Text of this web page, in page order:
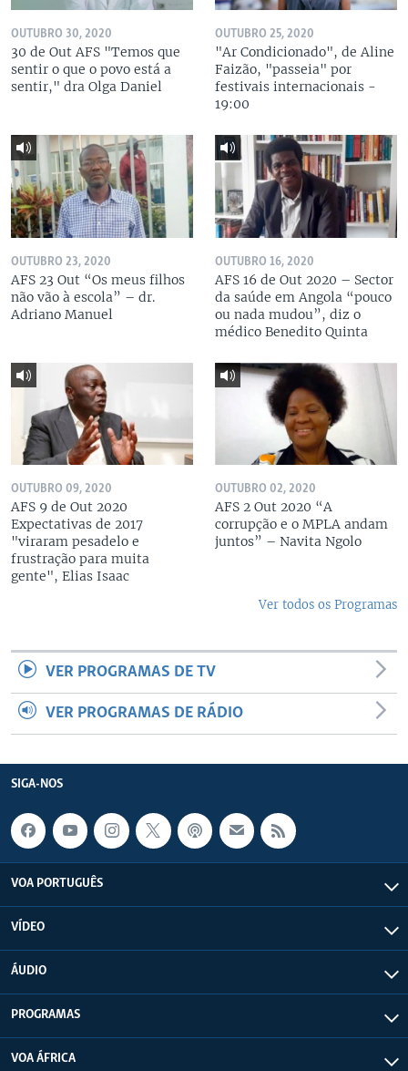
OUTUBRO 30, 2020
30 de Out AFS "Temos que
sentir o que o povo está a
sentir," dra Olga Daniel
OUTUBRO 25, 2020
"Ar Condicionado", de Aline
Faizão, "passeia" por
festivais internacionais -
19:00
OUTUBRO 23, 2020
AFS 23 Out “Os meus filhos
não vão à escola” – dr.
Adriano Manuel
OUTUBRO 16, 2020
AFS 16 de Out 2020 – Sector
da saúde em Angola “pouco
ou nada mudou”, diz o
médico Benedito Quinta
OUTUBRO 09, 2020
AFS 9 de Out 2020
Expectativas de 2017
"viraram pesadelo e
frustração para muita
gente", Elias Isaac
OUTUBRO 02, 2020
AFS 2 Out 2020 “A
corrupção e o MPLA andam
juntos” – Navita Ngolo
Ver todos os Programas
VER PROGRAMAS DE TV
VER PROGRAMAS DE RÁDIO
SIGA-NOS
VOA PORTUGUÊS
VÍDEO
ÁUDIO
PROGRAMAS
VOA ÁFRICA